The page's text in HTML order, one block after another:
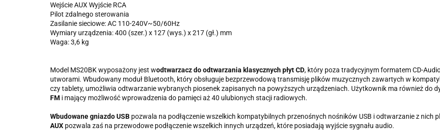
Wejście AUX Wyjście RCA
Pilot zdalnego sterowania
Zasilanie sieciowe: AC 110-240V~50/60Hz
Wymiary urządzenia: 400 (szer.) x 127 (wys.) x 217 (gł.) mm
Waga: 3,6 kg
Model MS20BK wyposażony jest wodtwarzacz do odtwarzania klasycznych płyt CD, który poza tradycyjnym formatem CD-
utworami. Wbudowany moduł Bluetooth, który obsługuje bezprzewodową transmisję plików muzycznych zawartych w
czy tablety, umożliwia odtwarzanie wybranych piosenek zapisanych na powyższych urządzeniach. Użytkownik ma również do
FM i mający możliwość wprowadzenia do pamięci aż 40 ulubionych stacji radiowych.
Wbudowane gniazdo USB pozwala na podłączenie wszelkich kompatybilnych przenośnych nośników USB i odtwarzanie z nich
AUX pozwala zaś na przewodowe podłączenie wszelkich innych urządzeń, które posiadają wyjście sygnału audio.